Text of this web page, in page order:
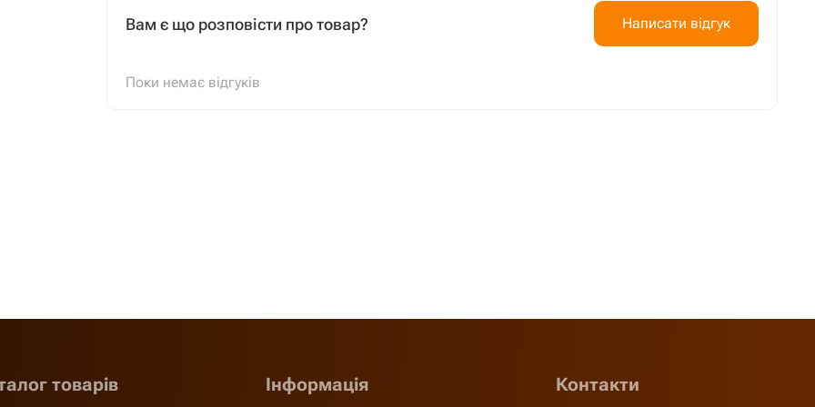
Вам є що розповісти про товар? Написати відгук
Поки немає відгуків
товарів Інформація Контакти